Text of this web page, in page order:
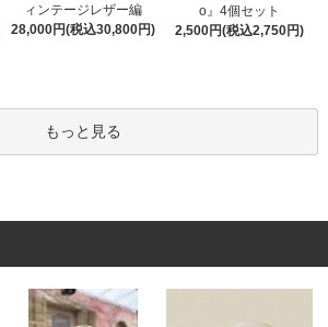
ィンテージレザー編
28,000円(税込30,800円)
o』4個セット
2,500円(税込2,750円)
もっと見る